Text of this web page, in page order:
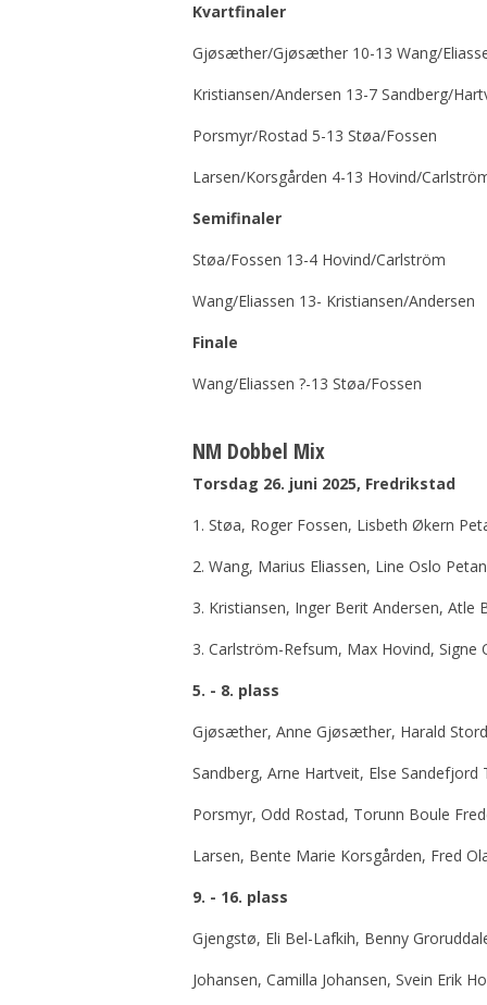
Kvartfinaler
Gjøsæther/Gjøsæther 10-13 Wang/
Kristiansen/Andersen 13-7 Sandberg/
Porsmyr/Rostad 5-13 Støa/Fossen
Larsen/Korsgården 4-13 Hovind/
Semifinaler
Støa/Fossen 13-4 Hovind/Carlström
Wang/Eliassen 13- Kristiansen/Andersen
Finale
Wang/Eliassen ?-13 Støa/Fossen
NM Dobbel Mix
Torsdag 26. juni 2025, Fredrikstad
1. Støa, Roger Fossen, Lisbeth Økern
2. Wang, Marius Eliassen, Line Oslo
3. Kristiansen, Inger Berit Andersen, Atle
3. Carlström-Refsum, Max Hovind, Signe
5. - 8. plass
Gjøsæther, Anne Gjøsæther, Harald
Sandberg, Arne Hartveit, Else
Porsmyr, Odd Rostad, Torunn Boule
Larsen, Bente Marie Korsgården, Fred
9. - 16. plass
Gjengstø, Eli Bel-Lafkih, Benny
Johansen, Camilla Johansen, Svein Erik